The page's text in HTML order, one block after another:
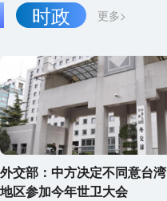
更多>
时政
外交部：中方决定不同意台湾
地区参加今年世卫大会